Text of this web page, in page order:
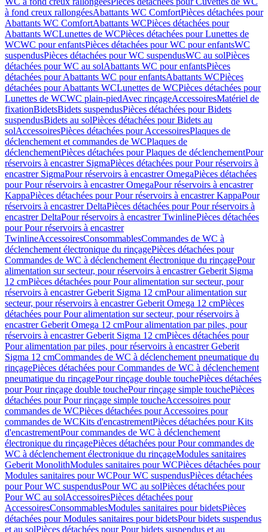
à fond creux rallongéesAbattants WC ComfortPièces détachées pour
Abattants WC ComfortAbattants WCPièces détachées pour
Abattants WCLunettes de WCPièces détachées pour Lunettes de
WCWC pour enfantsPièces détachées pour WC pour enfantsWC
suspendusPièces détachées pour WC suspendusWC au solPièces
détachées pour WC au solAbattants WC pour enfantsPièces
détachées pour Abattants WC pour enfantsAbattants WCPièces
détachées pour Abattants WCLunettes de WCPièces détachées pour
Lunettes de WCWC plain-piedAvec rinçageAccessoiresMatériel de
fixationBidetsBidets suspendusPièces détachées pour Bidets
suspendusBidets au solPièces détachées pour Bidets au
solAccessoiresPièces détachées pour AccessoiresPlaques de
déclenchement et commandes de WCPlaques de
déclenchementPièces détachées pour Plaques de déclenchementPour
réservoirs à encastrer SigmaPièces détachées pour Pour réservoirs à
encastrer SigmaPour réservoirs à encastrer OmegaPièces détachées
pour Pour réservoirs à encastrer OmegaPour réservoirs à encastrer
KappaPièces détachées pour Pour réservoirs à encastrer KappaPour
réservoirs à encastrer DeltaPièces détachées pour Pour réservoirs à
encastrer DeltaPour réservoirs à encastrer TwinlinePièces détachées
pour Pour réservoirs à encastrer
TwinlineAccessoiresConsommablesCommandes de WC à
déclenchement électronique du rinçagePièces détachées pour
Commandes de WC à déclenchement électronique du rinçagePour
alimentation sur secteur, pour réservoirs à encastrer Geberit Sigma
12 cmPièces détachées pour Pour alimentation sur secteur, pour
réservoirs à encastrer Geberit Sigma 12 cmPour alimentation sur
secteur, pour réservoirs à encastrer Geberit Omega 12 cmPièces
détachées pour Pour alimentation sur secteur, pour réservoirs à
encastrer Geberit Omega 12 cmPour alimentation par piles, pour
réservoirs à encastrer Geberit Sigma 12 cmPièces détachées pour
Pour alimentation par piles, pour réservoirs à encastrer Geberit
Sigma 12 cmCommandes de WC à déclenchement pneumatique du
rinçagePièces détachées pour Commandes de WC à déclenchement
pneumatique du rinçagePour rinçage double touchePièces détachées
pour Pour rinçage double touchePour rinçage simple touchePièces
détachées pour Pour rinçage simple toucheAccessoires pour
commandes de WCPièces détachées pour Accessoires pour
commandes de WCKits d'encastrementPièces détachées pour Kits
d'encastrementPour commandes de WC à déclenchement
électronique du rinçagePièces détachées pour Pour commandes de
WC à déclenchement électronique du rinçageModules sanitaires
Geberit MonolithModules sanitaires pour WCPièces détachées pour
Modules sanitaires pour WCPour WC suspendusPièces détachées
pour Pour WC suspendusPour WC au solPièces détachées pour
Pour WC au solAccessoiresPièces détachées pour
AccessoiresConsommablesModules sanitaires pour bidetsPièces
détachées pour Modules sanitaires pour bidetsPour bidets suspendus
et au solPièces détachées pour Pour bidets suspendus et au